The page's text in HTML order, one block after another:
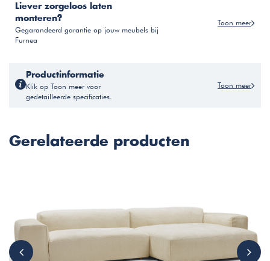
Liever zorgeloos laten
monteren?
Gegarandeerd garantie op jouw meubels bij
Furnea
Toon meer
Productinformatie
Klik op Toon meer voor
gedetailleerde specificaties.
Toon meer
Gerelateerde producten